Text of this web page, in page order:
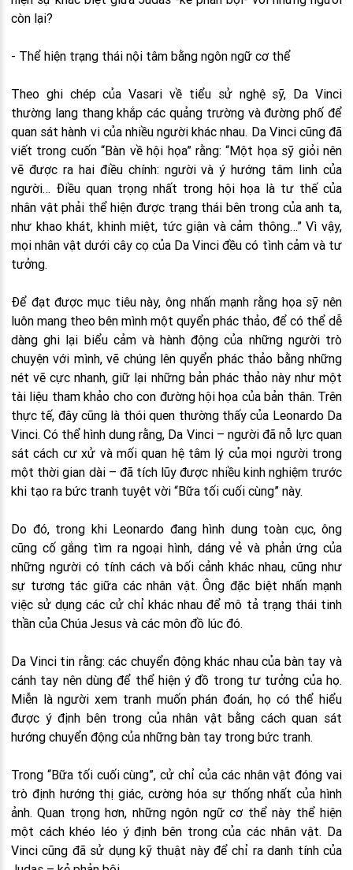
còn lại?
- Thể hiện trạng thái nội tâm bằng ngôn ngữ cơ thể
Theo ghi chép của Vasari về tiểu sử nghệ sỹ, Da Vinci
thường lang thang khắp các quảng trường và đường phố để
quan sát hành vi của nhiều người khác nhau. Da Vinci cũng đã
viết trong cuốn “Bàn về hội họa” rằng: “Một họa sỹ giỏi nên
vẽ được ra hai điều chính: người và ý hướng tâm linh của
người… Điều quan trọng nhất trong hội họa là tư thế của
nhân vật phải thể hiện được trạng thái bên trong của anh ta,
như khao khát, khinh miệt, tức giận và cảm thông…” Vì vậy,
mọi nhân vật dưới cây cọ của Da Vinci đều có tình cảm và tư
tưởng.
Để đạt được mục tiêu này, ông nhấn mạnh rằng họa sỹ nên
luôn mang theo bên mình một quyển phác thảo, để có thể dễ
dàng ghi lại biểu cảm và hành động của những người trò
chuyện với mình, vẽ chúng lên quyển phác thảo bằng những
nét vẽ cực nhanh, giữ lại những bản phác thảo này như một
tài liệu tham khảo cho con đường hội họa của bản thân. Trên
thực tế, đây cũng là thói quen thường thấy của Leonardo Da
Vinci. Có thể hình dung rằng, Da Vinci – người đã nỗ lực quan
sát cách cư xử và mối quan hệ tâm lý của mọi người trong
một thời gian dài – đã tích lũy được nhiều kinh nghiệm trước
khi tạo ra bức tranh tuyệt vời “Bữa tối cuối cùng” này.
Do đó, trong khi Leonardo đang hình dung toàn cục, ông
cũng cố gắng tìm ra ngoại hình, dáng vẻ và phản ứng của
những người có tính cách và bối cảnh khác nhau, cũng như
sự tương tác giữa các nhân vật. Ông đặc biệt nhấn mạnh
việc sử dụng các cử chỉ khác nhau để mô tả trạng thái tinh
thần của Chúa Jesus và các môn đồ lúc đó.
Da Vinci tin rằng: các chuyển động khác nhau của bàn tay và
cánh tay nên dùng để thể hiện ý đồ trong tư tưởng của họ.
Miễn là người xem tranh muốn phán đoán, họ có thể hiểu
được ý định bên trong của nhân vật bằng cách quan sát
hướng chuyển động của những bàn tay trong bức tranh.
Trong “Bữa tối cuối cùng”, cử chỉ của các nhân vật đóng vai
trò định hướng thị giác, cường hóa sự thống nhất của hình
ảnh. Quan trọng hơn, những ngôn ngữ cơ thể này thể hiện
một cách khéo léo ý định bên trong của các nhân vật. Da
Vinci cũng đã sử dụng kỹ thuật này để chỉ ra danh tính của